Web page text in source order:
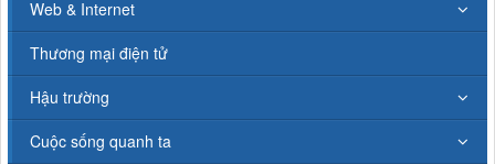
Web & Internet
Thương mại điện tử
Hậu trường
Cuộc sống quanh ta